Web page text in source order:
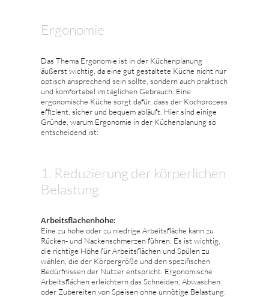
Ergonomie
Das Thema Ergonomie ist in der Küchenplanung
äußerst wichtig, da eine gut gestaltete Küche nicht nur
optisch ansprechend sein sollte, sondern auch praktisch
und komfortabel im täglichen Gebrauch. Eine
ergonomische Küche sorgt dafür, dass der Kochprozess
effizient, sicher und bequem abläuft. Hier sind einige
Gründe, warum Ergonomie in der Küchenplanung so
entscheidend ist:
1. Reduzierung der körperlichen
Belastung
Arbeitsflächenhöhe:
Eine zu hohe oder zu niedrige Arbeitsfläche kann zu
Rücken- und Nackenschmerzen führen. Es ist wichtig,
die richtige Höhe für Arbeitsflächen und Spülen zu
wählen, die der Körpergröße und den spezifischen
Bedürfnissen der Nutzer entspricht. Ergonomische
Arbeitsflächen erleichtern das Schneiden, Abwaschen
oder Zubereiten von Speisen ohne unnötige Belastung.